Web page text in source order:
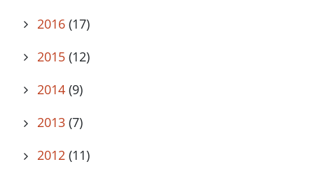
2016 (17)
2015 (12)
2014 (9)
2013 (7)
2012 (11)